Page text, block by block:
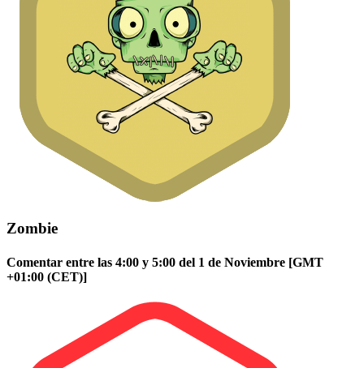
Zombie
Comentar entre las 4:00 y 5:00 del 1 de Noviembre [GMT
+01:00 (CET)]